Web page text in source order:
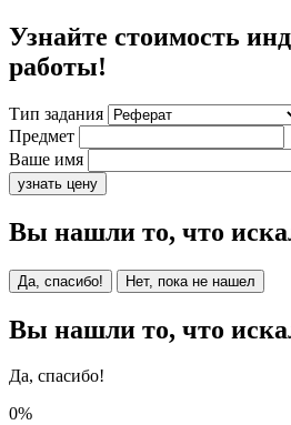
Узнайте стоимость
работы!
Тип задания
Предмет
Ваше имя
узнать цену
Вы нашли то, что
Да, спасибо! Нет, пока не нашел
Вы нашли то, что
Да, спасибо!
0%